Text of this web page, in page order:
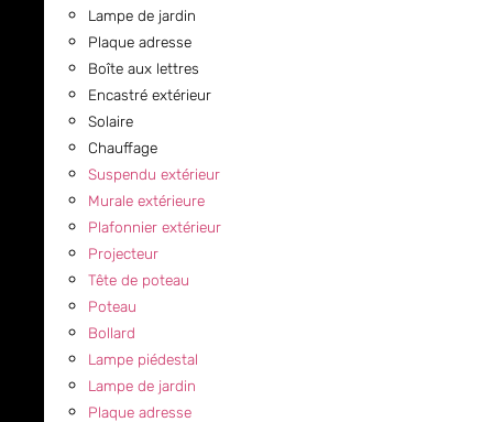
Lampe de jardin
Plaque adresse
Boîte aux lettres
Encastré extérieur
Solaire
Chauffage
Suspendu extérieur
Murale extérieure
Plafonnier extérieur
Projecteur
Tête de poteau
Poteau
Bollard
Lampe piédestal
Lampe de jardin
Plaque adresse